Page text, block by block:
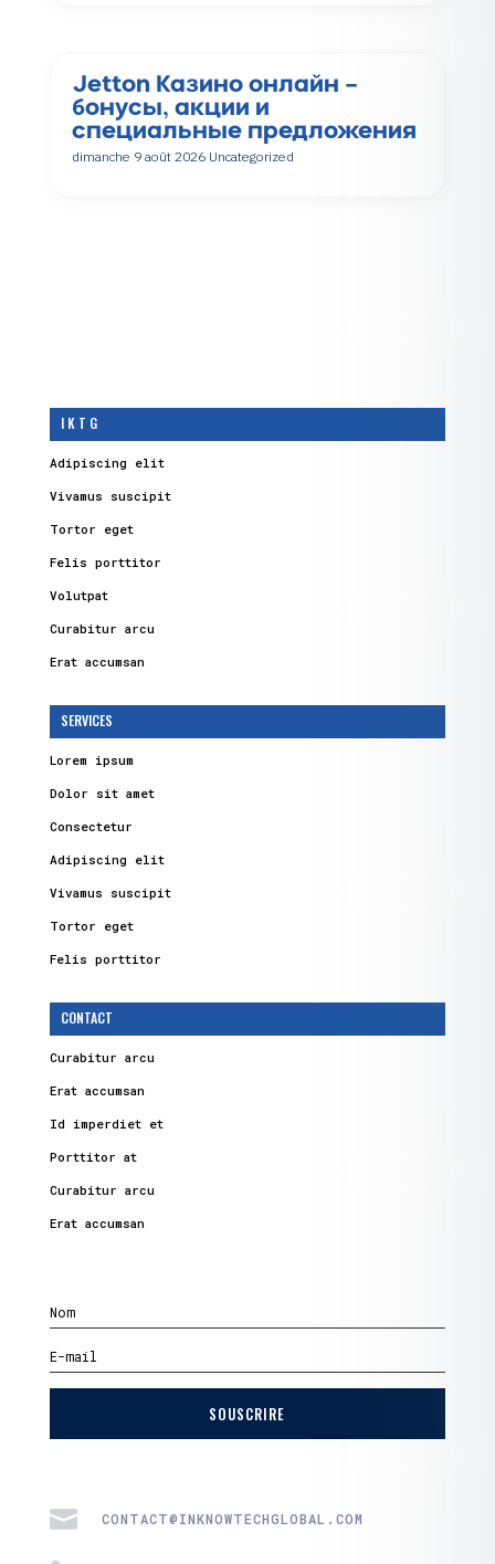
Jetton Казино онлайн –
бонусы, акции и
специальные предложения
dimanche 9 août 2026 Uncategorized
I K T G
Adipiscing elit
Vivamus suscipit
Tortor eget
Felis porttitor
Volutpat
Curabitur arcu
Erat accumsan
SERVICES
Lorem ipsum
Dolor sit amet
Consectetur
Adipiscing elit
Vivamus suscipit
Tortor eget
Felis porttitor
CONTACT
Curabitur arcu
Erat accumsan
Id imperdiet et
Porttitor at
Curabitur arcu
Erat accumsan
SOUSCRIRE
 CONTACT@INKNOWTECHGLOBAL.COM